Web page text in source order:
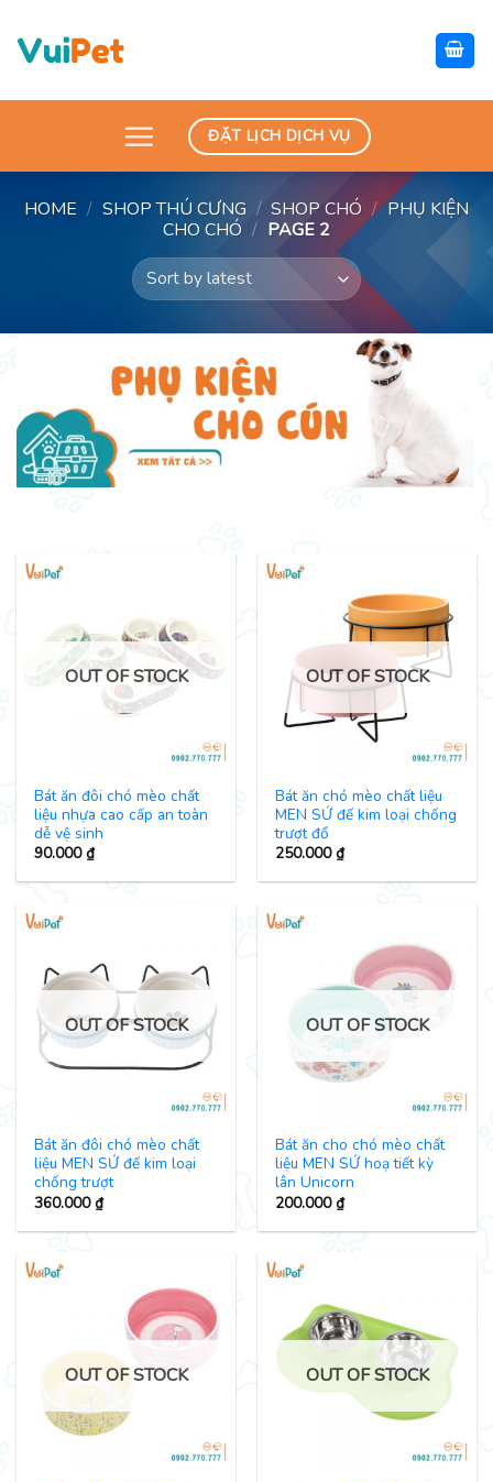
content
ĐẶT LỊCH DỊCH VỤ
HOME / SHOP THÚ CƯNG / SHOP CHÓ / PHỤ KIỆN
CHO CHÓ / PAGE 2
OUT OF STOCK
Bát ăn đôi chó mèo chất
liệu nhựa cao cấp an toàn
dễ vệ sinh
90.000₫
OUT OF STOCK
Bát ăn chó mèo chất liệu
MEN SỨ đế kim loại chống
trượt đổ
250.000₫
OUT OF STOCK
Bát ăn đôi chó mèo chất
liệu MEN SỨ đế kim loại
chống trượt
360.000₫
OUT OF STOCK
Bát ăn cho chó mèo chất
liệu MEN SỨ hoạ tiết kỳ
lân Unicorn
200.000₫
OUT OF STOCK OUT OF STOCK